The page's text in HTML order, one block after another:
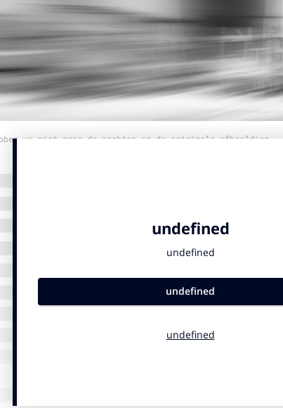
we niet meer de rechten op de originele afbeelding